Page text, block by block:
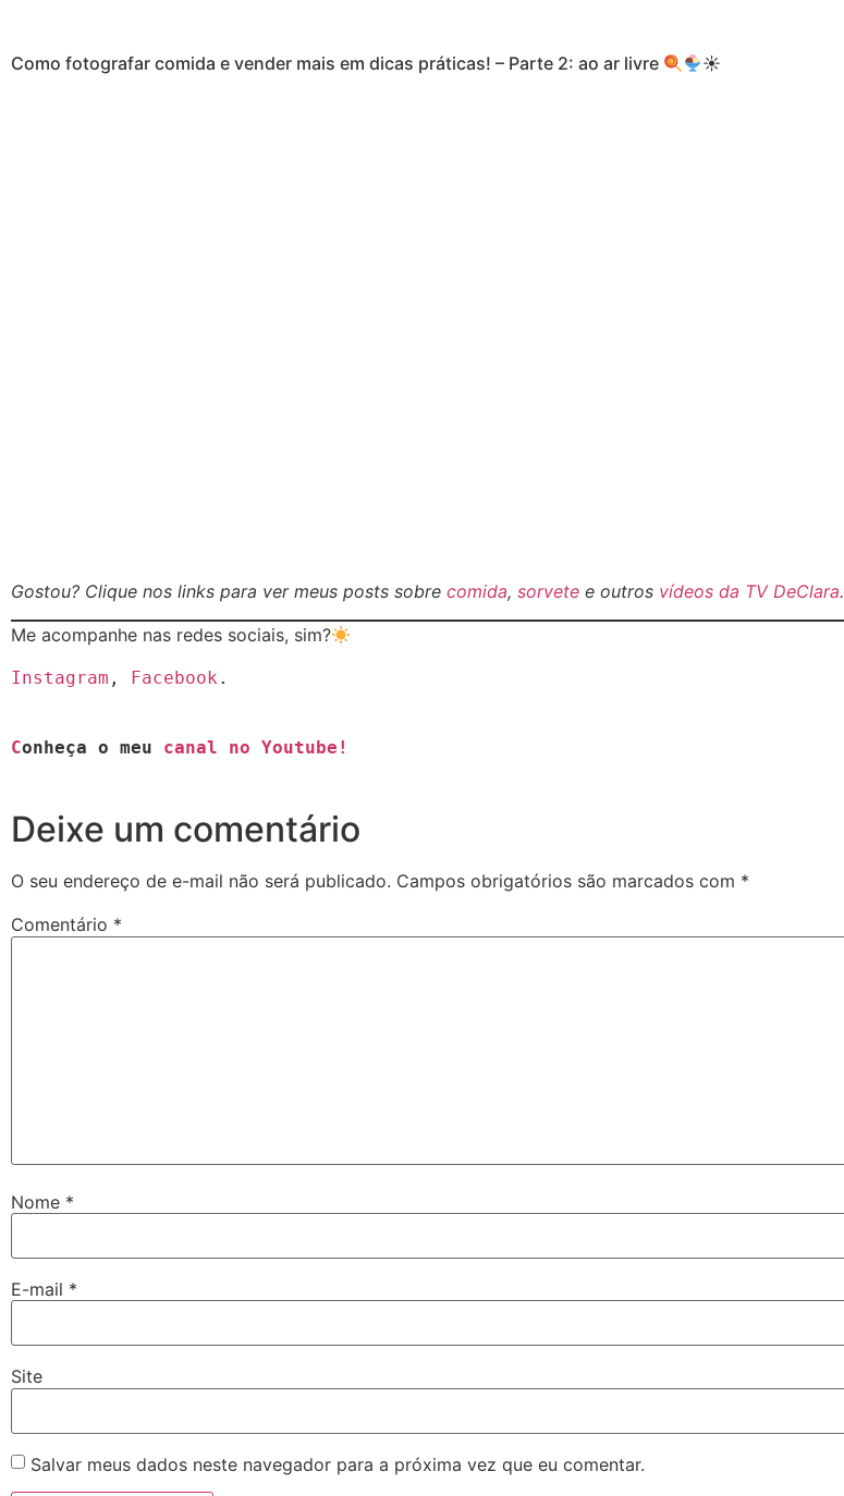
Como fotografar comida e vender mais em dicas práticas! – Parte 2: ao ar livre ☀
Gostou? Clique nos links para ver meus posts sobre comida, sorvete e outros vídeos da TV DeClara.
Me acompanhe nas redes sociais, sim?
Instagram , Facebook
Conheça o meu canal no Youtube!
Deixe um comentário
O seu endereço de e-mail não será publicado. Campos obrigatórios são marcados com *
Comentário *
Nome *
E-mail *
Site
Salvar meus dados neste navegador para a próxima vez que eu comentar.